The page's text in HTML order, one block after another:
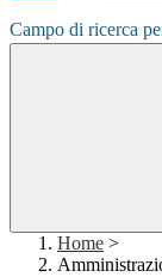
Campo di ricerca
Home >